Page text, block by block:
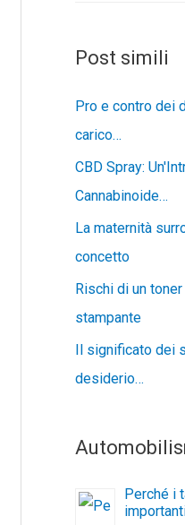
Post simili
Pro e contro dei
carico…
CBD Spray:
Cannabinoide…
La maternità
concetto
Rischi di un
stampante
Il significato dei
desiderio…
Perché i